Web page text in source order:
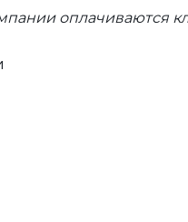
оплачиваются